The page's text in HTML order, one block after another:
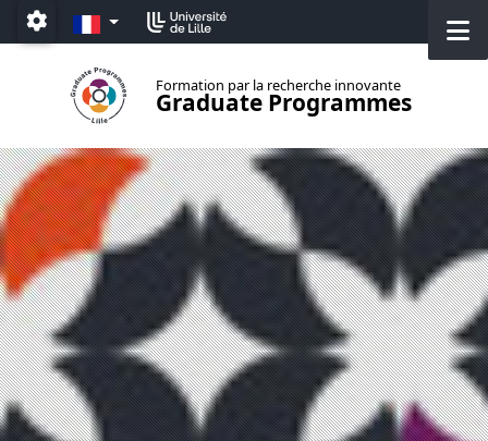
Aller au menu
Aller au contenu
Aller au pied de page
Paramétrage
FR
Formation par la recherche innovante
Graduate Programmes